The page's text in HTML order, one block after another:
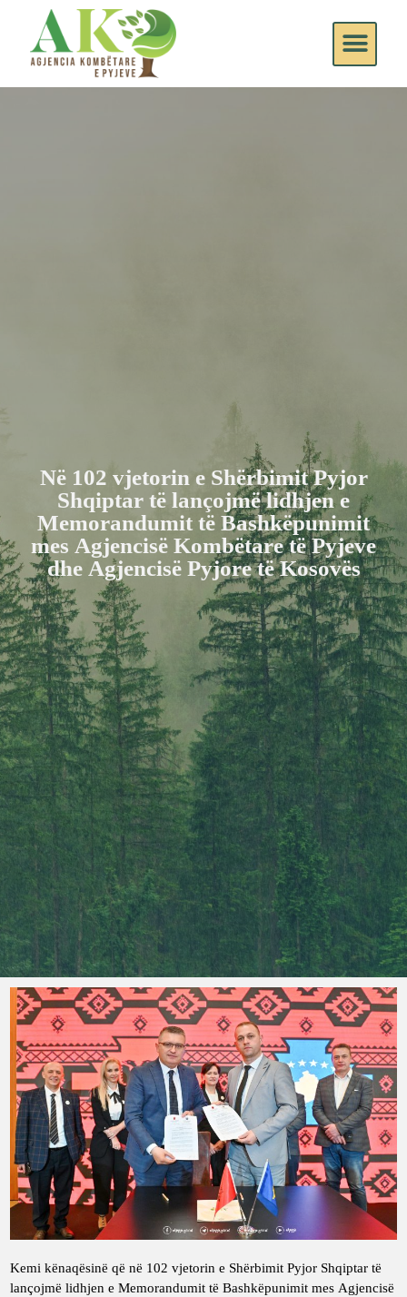
Në 102 vjetorin e Shërbimit Pyjor
Shqiptar të lançojmë lidhjen e
Memorandumit të Bashkëpunimit
mes Agjencisë Kombëtare të Pyjeve
dhe Agjencisë Pyjore të Kosovës
Kemi kënaqësinë që në 102 vjetorin e Shërbimit Pyjor Shqiptar të
lançojmë lidhjen e Memorandumit të Bashkëpunimit mes Agjencisë